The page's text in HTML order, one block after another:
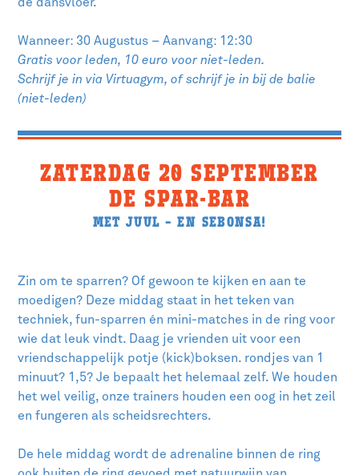
Wanneer: 30 Augustus – Aanvang: 12:30
Gratis voor leden, 10 euro voor niet-leden.
Schrijf je in via Virtuagym, of schrijf je in bij de balie
(niet-leden)
ZATERDAG 20 SEPTEMBER
DE SPAR-BAR
MET JUUL – EN SEBONSA!
Zin om te sparren? Of gewoon te kijken en aan te
moedigen? Deze middag staat in het teken van
techniek, fun-sparren én mini-matches in de ring voor
wie dat leuk vindt. Daag je vrienden uit voor een
vriendschappelijk potje (kick)boksen. rondjes van 1
minuut? 1,5? Je bepaalt het helemaal zelf. We houden
het wel veilig, onze trainers houden een oog in het zeil
en fungeren als scheidsrechters.
De hele middag wordt de adrenaline binnen de ring